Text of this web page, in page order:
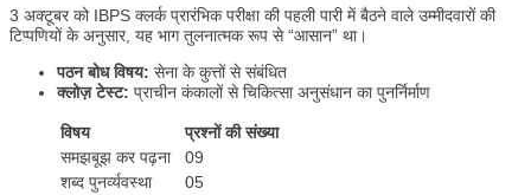
3 अक्टूबर को IBPS क्लर्क प्रारंभिक परीक्षा की पहली पारी में बैठने वाले उम्मीदवारों की
टिप्पणियों के अनुसार, यह भाग तुलनात्मक रूप से “आसान” था।
पठन बोध विषय: सेना के कुत्तों से संबंधित
क्लोज़ टेस्ट: प्राचीन कंकालों से चिकित्सा अनुसंधान का पुनर्निर्माण
विषय
प्रश्नों की संख्या
समझबूझ कर पढ़ना
09
शब्द पुनर्व्यवस्था
05